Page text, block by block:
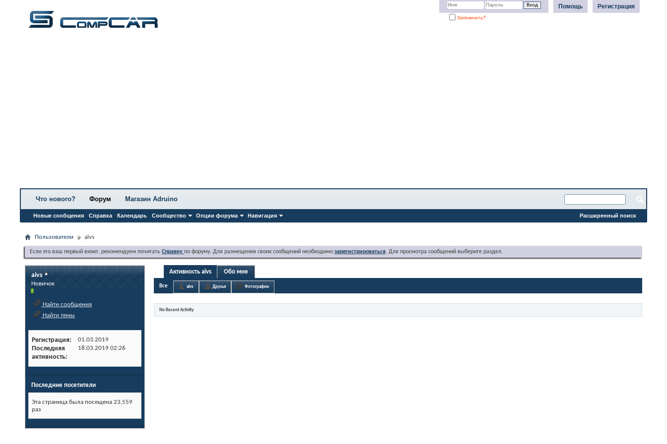
Регистрация
Помощь
Запомнить?
Что нового? Форум
Новые сообщения Справка Календарь Сообщество Опции форума Навигация
Магазин Adruino
Расширенный поиск
Пользователи aivs
Если это ваш первый визит, рекомендуем почитать Справку по форуму. Для размещения своих сообщений необходимо зарегистрироваться. Для просмотра сообщений выберите раздел.
aivs
Новичок
Найти сообщения
Найти темы
Регистрация 01.03.2019
Последняя
активность
18.03.2019 02:26
Последние посетители
Эта страница была посещена 23,559
раз
Активность aivs Обо мне
Все aivs Друзья Фотографии
No Recent Activity